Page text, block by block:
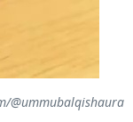
@ummubalqishaura